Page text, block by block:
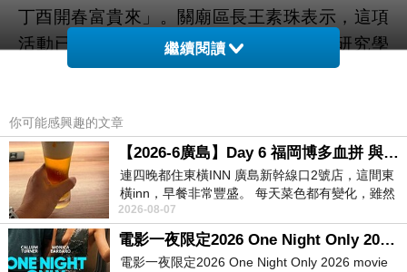
丁酉開春富貴來」。關廟區長王素珠表示，這項
活動已邁入第6屆，感謝台南市省初書畫研究學
會的力挺，每年都大受好評，獲得熱烈迴響，除
眾指定，撰寫客製化的創意春聯，不再像一成不
變的機器印製，難怪鄉親們趨之若鶩。公所安排
幼兒園以精彩的歌舞開場助興，歡笑聲洋溢，成
功炒熱氣氛，小朋友表演後拿到紅包，都開心不
已；現場還有容器回收兌換活動，提倡環保教
育，關廟消防分隊也設攤宣導，叮嚀民眾年節時
繼續閱讀
你可能感興趣的文章
【2026-6廣島】Day 6 福岡博多血拼 與機場接送少年司機深夜對談
連四晚都住東橫INN 廣島新幹線口2號店，這間東
橫inn，早餐非常豐盛。 每天菜色都有變化，雖然
看到工作人員拿出料理包加熱，但
2026-08-07
電影一夜限定2026 One Night Only 2026 movie
電影一夜限定2026 One Night Only 2026 movie